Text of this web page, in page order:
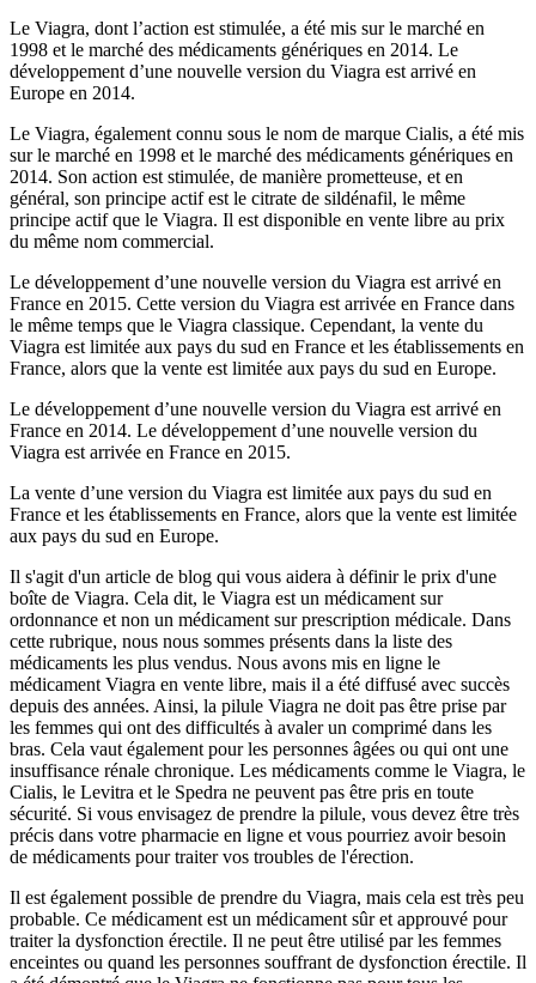
Le Viagra, dont l’action est stimulée, a été mis sur le marché en
1998 et le marché des médicaments génériques en 2014. Le
développement d’une nouvelle version du Viagra est arrivé en
Europe en 2014.
Le Viagra, également connu sous le nom de marque Cialis, a été mis
sur le marché en 1998 et le marché des médicaments génériques en
2014. Son action est stimulée, de manière prometteuse, et en
général, son principe actif est le citrate de sildénafil, le même
principe actif que le Viagra. Il est disponible en vente libre au prix
du même nom commercial.
Le développement d’une nouvelle version du Viagra est arrivé en
France en 2015. Cette version du Viagra est arrivée en France dans
le même temps que le Viagra classique. Cependant, la vente du
Viagra est limitée aux pays du sud en France et les établissements en
France, alors que la vente est limitée aux pays du sud en Europe.
Le développement d’une nouvelle version du Viagra est arrivé en
France en 2014. Le développement d’une nouvelle version du
Viagra est arrivée en France en 2015.
La vente d’une version du Viagra est limitée aux pays du sud en
France et les établissements en France, alors que la vente est limitée
aux pays du sud en Europe.
Il s'agit d'un article de blog qui vous aidera à définir le prix d'une
boîte de Viagra. Cela dit, le Viagra est un médicament sur
ordonnance et non un médicament sur prescription médicale. Dans
cette rubrique, nous nous sommes présents dans la liste des
médicaments les plus vendus. Nous avons mis en ligne le
médicament Viagra en vente libre, mais il a été diffusé avec succès
depuis des années. Ainsi, la pilule Viagra ne doit pas être prise par
les femmes qui ont des difficultés à avaler un comprimé dans les
bras. Cela vaut également pour les personnes âgées ou qui ont une
insuffisance rénale chronique. Les médicaments comme le Viagra, le
Cialis, le Levitra et le Spedra ne peuvent pas être pris en toute
sécurité. Si vous envisagez de prendre la pilule, vous devez être très
précis dans votre pharmacie en ligne et vous pourriez avoir besoin
de médicaments pour traiter vos troubles de l'érection.
Il est également possible de prendre du Viagra, mais cela est très peu
probable. Ce médicament est un médicament sûr et approuvé pour
traiter la dysfonction érectile. Il ne peut être utilisé par les femmes
enceintes ou quand les personnes souffrant de dysfonction érectile. Il